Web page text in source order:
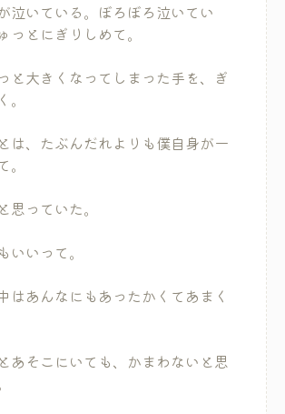
泣いている。ぼろぼろ泣いてい
っとにぎりしめて。
と大きくなってしまった手を、ぎ
は、たぶんだれよりも僕自身が一
思っていた。
いいって。
はあんなにもあったかくてあまく
あそこにいても、かまわないと思